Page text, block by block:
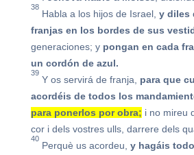
38
Habla a los hijos de Israel, y diles
franjas en los bordes de sus
generaciones; ypongan en cada
un cordón de azul.
39
Y os servirá de franja, para que
acordéis de todos los
para ponerlos por obra; i no mireu
cor i dels vostres ulls, darrere dels
40
Perquè us acordeu, y hagáis